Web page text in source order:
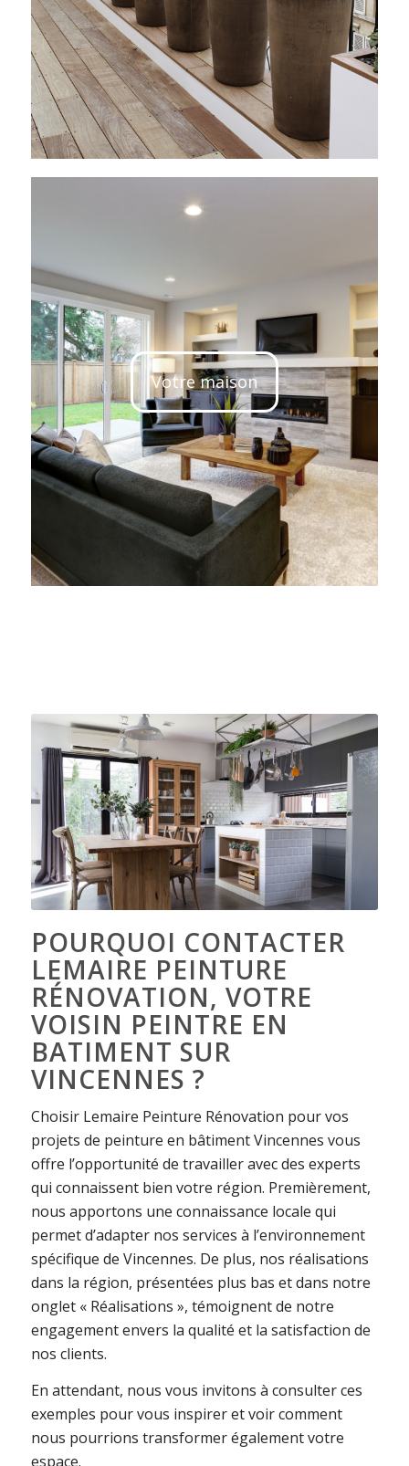
Votre maison
POURQUOI CONTACTER
LEMAIRE PEINTURE
RÉNOVATION, VOTRE
VOISIN PEINTRE EN
BATIMENT SUR
VINCENNES ?
Choisir Lemaire Peinture Rénovation pour vos
projets de peinture en bâtiment Vincennes vous
offre l’opportunité de travailler avec des experts
qui connaissent bien votre région. Premièrement,
nous apportons une connaissance locale qui
permet d’adapter nos services à l’environnement
spécifique de Vincennes. De plus, nos réalisations
dans la région, présentées plus bas et dans notre
onglet « Réalisations », témoignent de notre
engagement envers la qualité et la satisfaction de
nos clients.
En attendant, nous vous invitons à consulter ces
exemples pour vous inspirer et voir comment
nous pourrions transformer également votre
espace.